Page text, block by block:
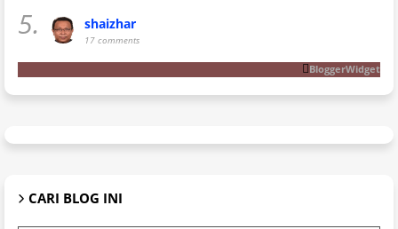
5. shaizhar
17 comments
BloggerWidget
CARI BLOG INI